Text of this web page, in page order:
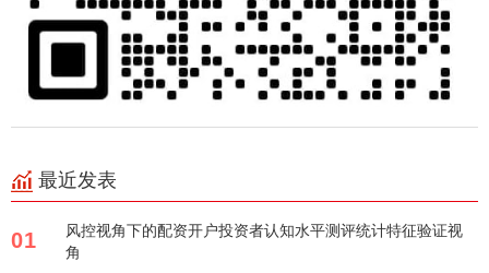
最近发表
01
风控视角下的配资开户投资者认知水平测评统计特征验证视
角